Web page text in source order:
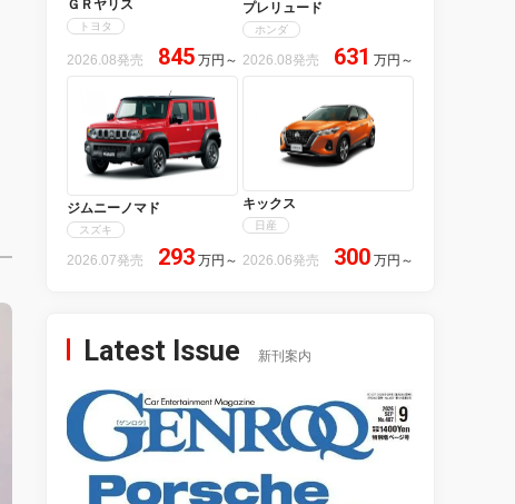
ＧＲヤリス
トヨタ
2026.08発売 845 万円 ～
プレリュード
ホンダ
2026.08発売 631 万円 ～
ジムニーノマド
スズキ
2026.07発売 293 万円 ～
キックス
日産
2026.06発売 300 万円 ～
Latest Issue 新刊案内